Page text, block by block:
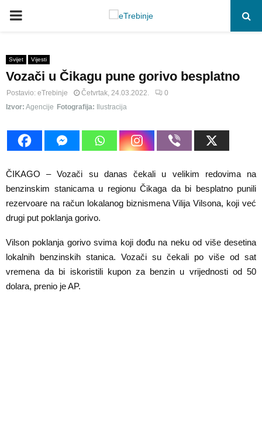
P
I
M
A
R
Y
M
E
Svijet Vijesti
Vozači u Čikagu pune gorivo besplatno
Postavio: eTrebinje Četvrtak, 24.03.2022.
0
Izvor: Agencije Fotografija: Ilustracija
ČIKAGO – Vozači su danas čekali u velikim redovima na
benzinskim stanicama u regionu Čikaga da bi besplatno punili
rezervoare na račun lokalanog biznismena Vilija Vilsona, koji već
drugi put poklanja gorivo.
Vilson poklanja gorivo svima koji dođu na neku od više desetina
lokalnih benzinskih stanica. Vozači su čekali po više od sat
vremena da bi iskoristili kupon za benzin u vrijednosti od 50
dolara, prenio je AP.